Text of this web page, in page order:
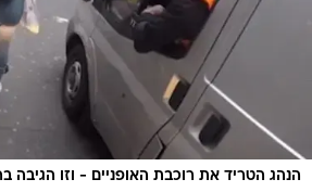
הנהג הטריד את רוכבת האופניים - וזו הגיבה